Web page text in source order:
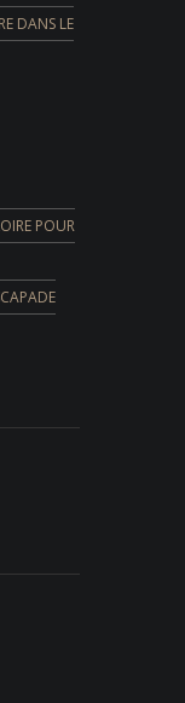
DANS LE
POUR